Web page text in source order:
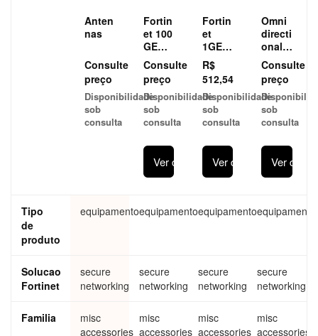
Anten
nas
Consulte
preço
Disponibilidade
sob
consulta
Fortin
et 100
GE
QSFP
28
transc
eivers
FN-
TRAN
QSFP
28-
CWD
Consulte
preço
Disponibilidade
sob
consulta
Ver detalhes
Fortin
et
1GE
SFP
SX
transc
eiver
modul
e FN-
-SX
R$
512,54
Disponibilidade
sob
consulta
Ver detalhes
Omni
directi
onal
360
degre
e
dualb
and
indoo
replac
ement
anten
Consulte
preço
sob
consulta
Ver
Tipo
de
produto
equipamentoequipamentoequipamentoequipamento
Solucao
Fortinet
secure
networking
secure
networking
secure
networking
secure
networking
Familia
misc
accessories
misc
accessories
misc
accessories
misc
accessories